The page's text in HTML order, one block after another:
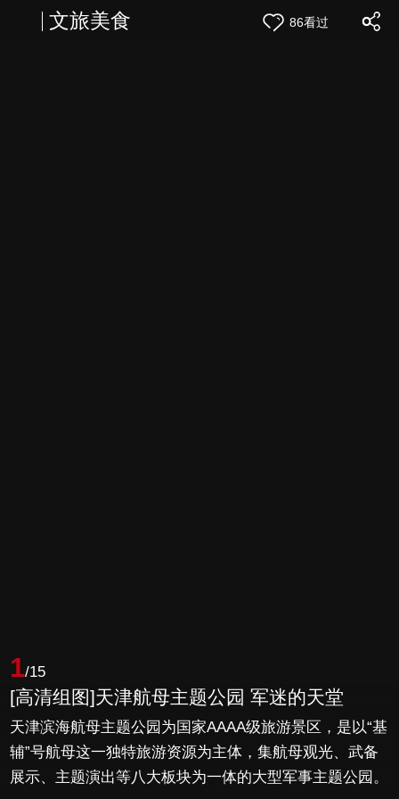
文旅美食 86看过
1/15
[高清组图]天津航母主题公园 军迷的天堂
天津滨海航母主题公园为国家AAAA级旅游景区，是以“基
辅”号航母这一独特旅游资源为主体，集航母观光、武备
展示、主题演出等八大板块为一体的大型军事主题公园。